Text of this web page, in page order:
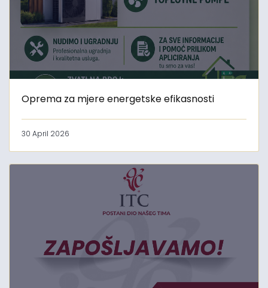
Oprema za mjere energetske efikasnosti
30 April 2026